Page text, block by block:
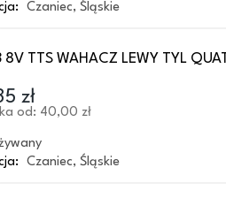
Czaniec, Śląskie
8V TTS WAHACZ LEWY TYL
zł
od: 40,00 zł
Czaniec, Śląskie